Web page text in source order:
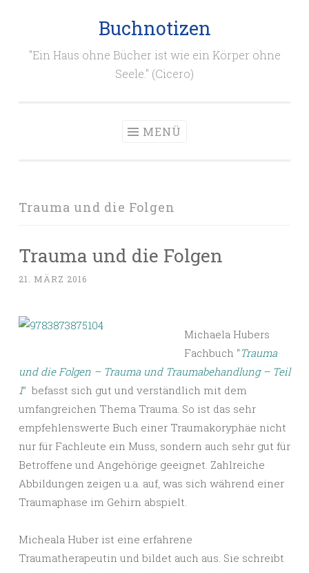
Buchnotizen
"Ein Haus ohne Bücher ist wie ein Körper ohne
Seele." (Cicero)
MENÜ
Trauma und die Folgen
Trauma und die Folgen
21. MÄRZ 2016
Michaela Hubers
Fachbuch “Trauma
und die Folgen – Trauma und Traumabehandlung – Teil
1” befasst sich gut und verständlich mit dem
umfangreichen Thema Trauma. So ist das sehr
empfehlenswerte Buch einer Traumakoryphäe nicht
nur für Fachleute ein Muss, sondern auch sehr gut für
Betroffene und Angehörige geeignet. Zahlreiche
Abbildungen zeigen u.a. auf, was sich während einer
Traumaphase im Gehirn abspielt.
Micheala Huber ist eine erfahrene
Traumatherapeutin und bildet auch aus. Sie schreibt